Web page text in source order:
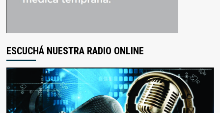
ESCUCHÁ NUESTRA RADIO ONLINE